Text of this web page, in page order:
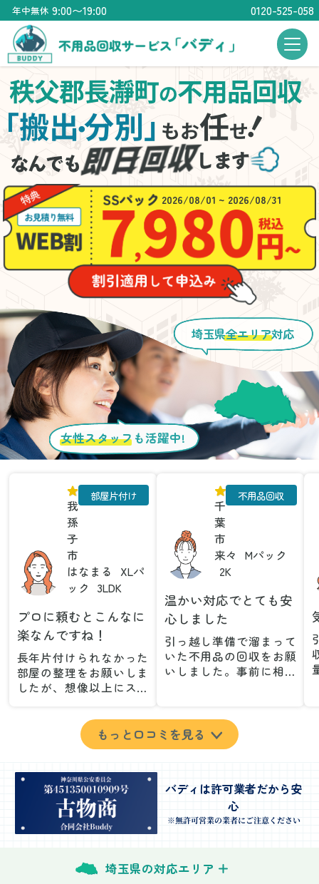
年中無休 9:00〜19:00 0120-525-058
秩父郡長瀞町の不用品回収
搬出・分別」もお任せ
！
2026/08/01 ~ 2026/08/31
女性スタッフ も活躍中!
埼玉県全エリア対応
我
孫
子
市
はなまる
XLパ
ック
3LDK
部屋片付け
プロに頼むとこんなに
楽なんですね！
長年片付けられなかった
部屋の整理をお願いしま
したが、想像以上にスム
が集めた物や古い家具が
多く、自分たちだけでは
どうにもならない状態で
んが手際よく片付けてく
れたので、部屋が驚くほ
どスッキリしました。自
分では手が回らなかった
場所も含め、プロの力を
特に、物が散乱していた
千
葉
市
来々
Mパック
2K
不用品回収
温かい対応でとても安
心しました
引っ越し準備で溜まって
いた不用品の回収をお願
いしました。事前に相談
とができました。特に、
古い家具や壊れた家電な
ど、処分が難しいものが
きました。
当日は2名のスタッフが来
てくださり、作業の流れ
ちらも安心感を持って作
もっと口コミを見る
バディは許可業者だから安
心
※無許可営業の業者にご注意ください
埼玉県の対応エリア